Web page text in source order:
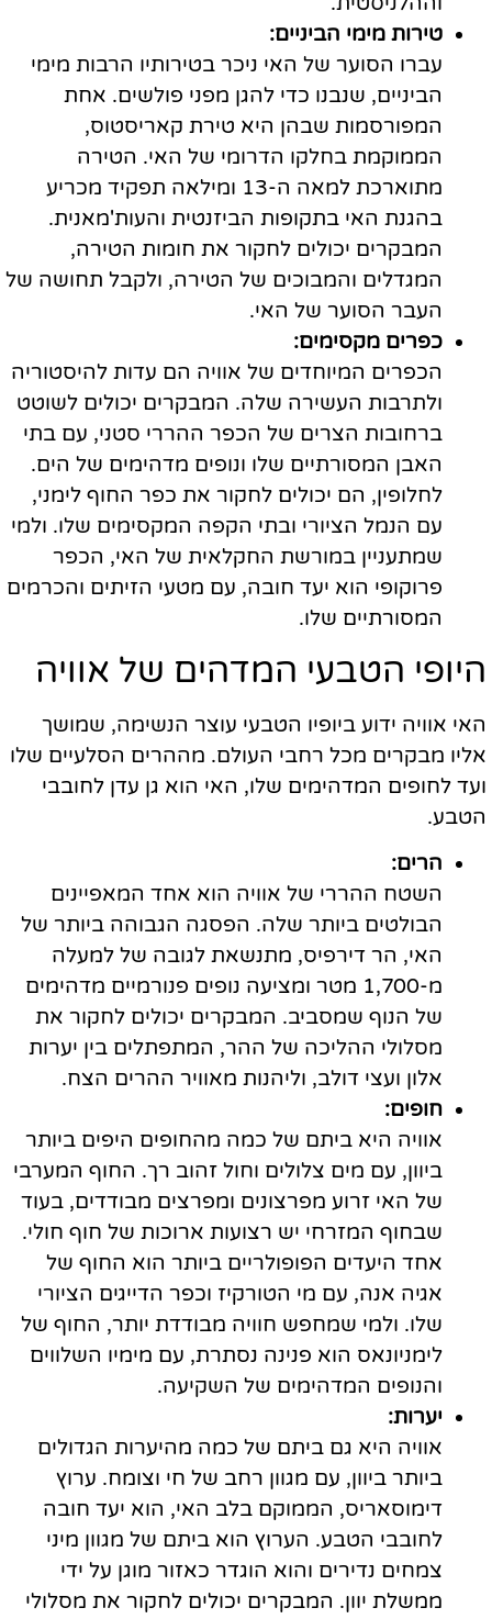
טירות מימי הביניים:
עברו הסוער של האי ניכר בטירותיו הרבות מימי
הביניים, שנבנו כדי להגן מפני פולשים. אחת
המפורסמות שבהן היא טירת קאריסטוס,
הממוקמת בחלקו הדרומי של האי. הטירה
מתוארכת למאה ה-13 ומילאה תפקיד מכריע
בהגנת האי בתקופות הביזנטית והעות'מאנית.
המבקרים יכולים לחקור את חומות הטירה,
המגדלים והמבוכים של הטירה, ולקבל תחושה של
העבר הסוער של האי.
כפרים מקסימים:
הכפרים המיוחדים של אוויה הם עדות להיסטוריה
ולתרבות העשירה שלה. המבקרים יכולים לשוטט
ברחובות הצרים של הכפר ההררי סטני, עם בתי
האבן המסורתיים שלו ונופים מדהימים של הים.
לחלופין, הם יכולים לחקור את כפר החוף לימני,
עם הנמל הציורי ובתי הקפה המקסימים שלו. ולמי
שמתעניין במורשת החקלאית של האי, הכפר
פרוקופי הוא יעד חובה, עם מטעי הזיתים והכרמים
המסורתיים שלו.
היופי הטבעי המדהים של אוויה
האי אוויה ידוע ביופיו הטבעי עוצר הנשימה, שמושך
אליו מבקרים מכל רחבי העולם. מההרים הסלעיים שלו
ועד לחופים המדהימים שלו, האי הוא גן עדן לחובבי
הטבע.
הרים:
השטח ההררי של אוויה הוא אחד המאפיינים
הבולטים ביותר שלה. הפסגה הגבוהה ביותר של
האי, הר דירפיס, מתנשאת לגובה של למעלה
מ-1,700 מטר ומציעה נופים פנורמיים מדהימים
של הנוף שמסביב. המבקרים יכולים לחקור את
מסלולי ההליכה של ההר, המתפתלים בין יערות
אלון ועצי דולב, וליהנות מאוויר ההרים הצח.
חופים:
אוויה היא ביתם של כמה מהחופים היפים ביותר
ביוון, עם מים צלולים וחול זהוב רך. החוף המערבי
של האי זרוע מפרצונים ומפרצים מבודדים, בעוד
שבחוף המזרחי יש רצועות ארוכות של חוף חולי.
אחד היעדים הפופולריים ביותר הוא החוף של
אגיה אנה, עם מי הטורקיז וכפר הדייגים הציורי
שלו. ולמי שמחפש חוויה מבודדת יותר, החוף של
לימניונאס הוא פנינה נסתרת, עם מימיו השלווים
והנופים המדהימים של השקיעה.
יערות:
אוויה היא גם ביתם של כמה מהיערות הגדולים
ביותר ביוון, עם מגוון רחב של חי וצומח. ערוץ
דימוסאריס, הממוקם בלב האי, הוא יעד חובה
לחובבי הטבע. הערוץ הוא ביתם של מגוון מיני
צמחים נדירים והוא הוגדר כאזור מוגן על ידי
ממשלת יוון. המבקרים יכולים לחקור את מסלולי